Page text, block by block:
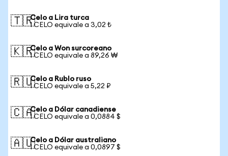
🇹🇷Celo a Lira turca
1 CELO equivale a 3,02 ₺
🇰🇷Celo a Won surcoreano
1 CELO equivale a 89,26 ₩
🇷🇺Celo a Rublo ruso
1 CELO equivale a 5,22 ₽
🇨🇦Celo a Dólar canadiense
1 CELO equivale a 0,0884 $
🇦🇺Celo a Dólar australiano
1 CELO equivale a 0,0897 $